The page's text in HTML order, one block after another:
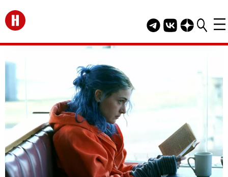
Перейти на главную
Telegram канал
Группа HELLO
Канал